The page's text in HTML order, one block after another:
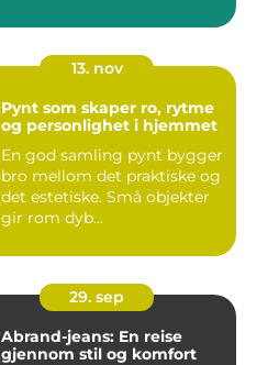
13. nov
Pynt som skaper ro, rytme
og personlighet i hjemmet
En god samling pynt bygger
bro mellom det praktiske og
det estetiske. Små objekter
gir rom dyb...
29. sep
Abrand-jeans: En reise
gjennom stil og komfort